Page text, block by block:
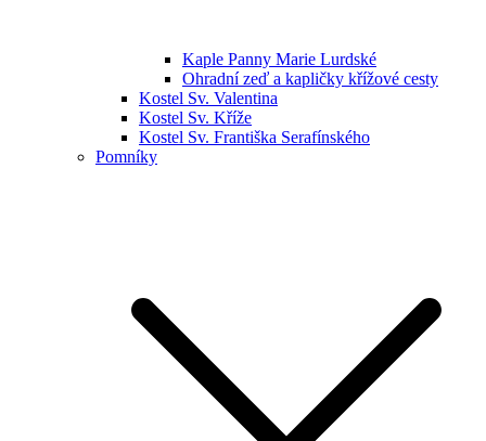
Kaple Panny Marie Lurdské
Ohradní zeď a kapličky křížové cesty
Kostel Sv. Valentina
Kostel Sv. Kříže
Kostel Sv. Františka Serafínského
Pomníky